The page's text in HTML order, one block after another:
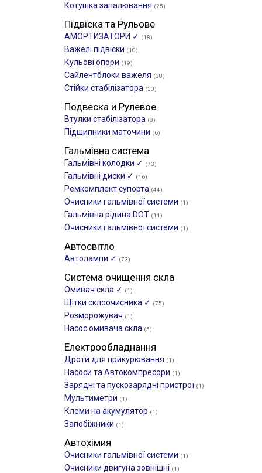
Котушка запалювання (25)
Підвіска та Рульове
АМОРТИЗАТОРИ ✓ (18)
Важелі підвіски (10)
Кульові опори (19)
Сайлентблоки важеля (38)
Стійки стабілізатора (30)
Подвеска и Рулевое
Втулки стабілізатора (8)
Підшипники маточини (6)
Гальмівна система
Гальмівні колодки ✓ (73)
Гальмівні диски ✓ (16)
Ремкомплект супорта (44)
Очисники гальмівної системи (1)
Гальмівна рідина DOT (11)
Очисники гальмівної системи (1)
Автосвітло
Автолампи ✓ (73)
Система очищення скла
Омивач скла ✓ (1)
Щітки склоочиcника ✓ (75)
Розморожувач (1)
Насос омивача скла (5)
Електрообладнання
Дроти для прикурювання (1)
Насоси та Автокомпресори (1)
Зарядні та пускозарядні пристрої (1)
Мультиметри (1)
Клеми на акумулятор (1)
Запобіжники (1)
Автохімия
Очисники гальмівної системи (1)
Очисники двигуна зовнішні (1)